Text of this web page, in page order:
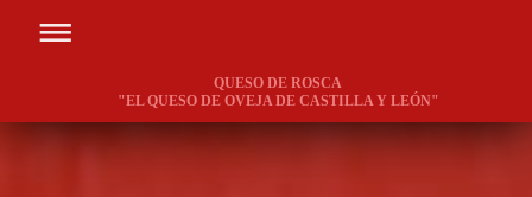
QUESO DE ROSCA
"EL QUESO DE OVEJA DE CASTILLA Y LEÓN"